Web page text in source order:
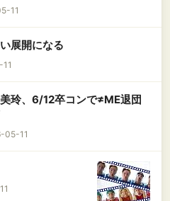
11
展開になる
玲、6/12卒コンで≠ME退団
05-11